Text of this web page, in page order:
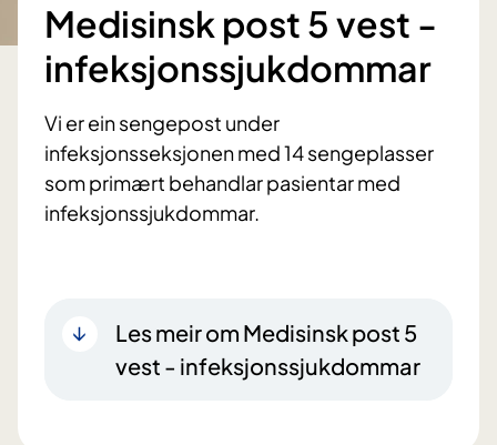
Medisinsk post 5 vest -
infeksjons­sjukdommar
Vi er ein sengepost under
infeksjonsseksjonen med 14 sengeplasser
som primært behandlar pasientar med
infeksjonssjukdommar.
Les meir om Medisinsk post 5
vest - infeksjons­sjukdommar